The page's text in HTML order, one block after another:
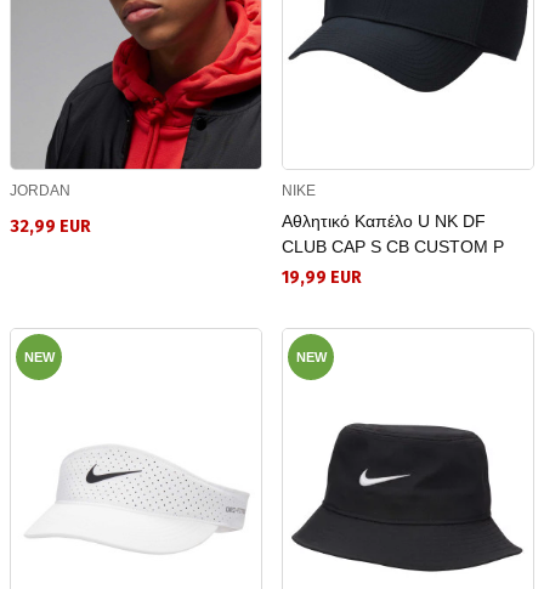
JORDAN
32,99 EUR
NIKE
Αθλητικό Καπέλο U NK DF
CLUB CAP S CB CUSTOM P
19,99 EUR
NEW NEW